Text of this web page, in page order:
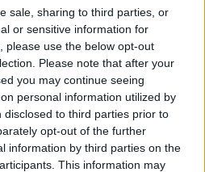
sale, sharing to third parties, or
or sensitive information for
please use the below opt-out
Please note that after your
you may continue seeing
personal information utilized by
to third parties prior to
opt-out of the further
information by third parties on the
This information may